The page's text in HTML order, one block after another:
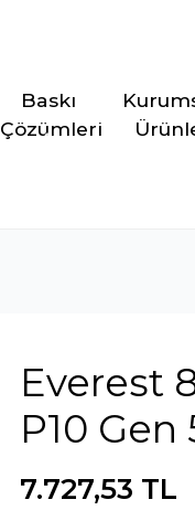
Baskı
Çözümleri
Everest
P10 Gen
7.727,53 TL